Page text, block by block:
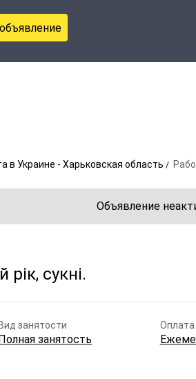
в Украине - Харьковская область
Объявление
сукні.
Вид занятости
занятость
Оплата